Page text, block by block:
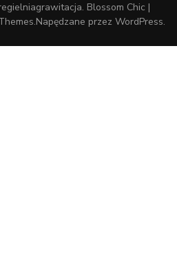
. Blossom Chic |
.Napędzane przez WordPress.